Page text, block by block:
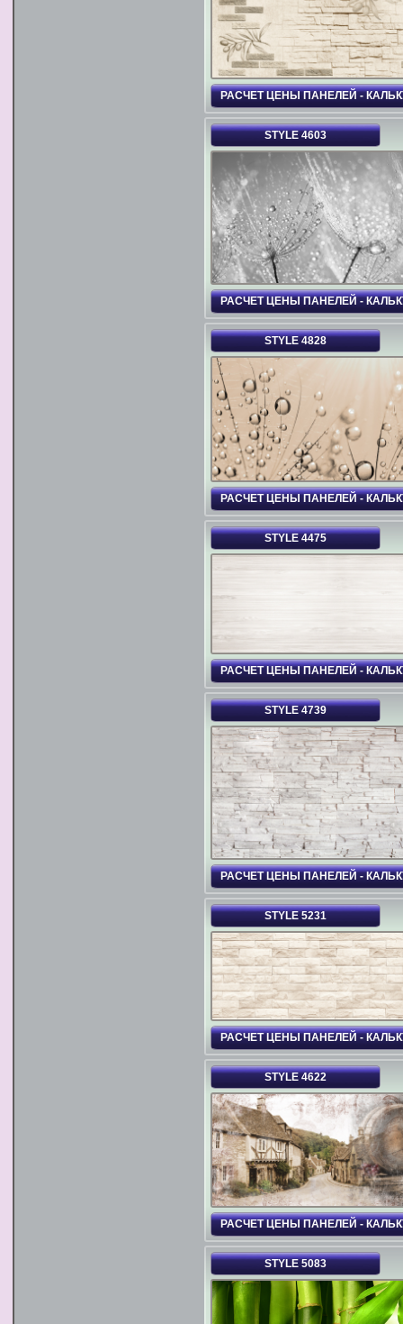
РАСЧЕТ ЦЕНЫ ПАНЕЛЕЙ -
STYLE 4603
РАСЧЕТ ЦЕНЫ ПАНЕЛЕЙ -
STYLE 4828
РАСЧЕТ ЦЕНЫ ПАНЕЛЕЙ -
STYLE 4475
РАСЧЕТ ЦЕНЫ ПАНЕЛЕЙ -
STYLE 4739
РАСЧЕТ ЦЕНЫ ПАНЕЛЕЙ -
STYLE 5231
РАСЧЕТ ЦЕНЫ ПАНЕЛЕЙ -
STYLE 4622
РАСЧЕТ ЦЕНЫ ПАНЕЛЕЙ -
STYLE 5083